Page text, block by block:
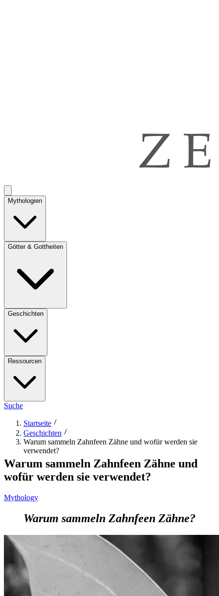
Mythologien
Götter & Gottheiten
Geschichten
Ressourcen
Suche
Startseite
Geschichten
Warum sammeln Zahnfeen Zähne und wofür werden sie
verwendet?
Warum sammeln Zahnfeen Zähne und
wofür werden sie verwendet?
Mythology
Warum sammeln Zahnfeen Zähne?